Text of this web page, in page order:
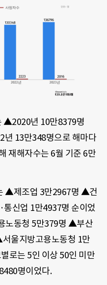
▲2020년 10만8379명
13만348명으로 해마다
재해자수는 6월 기준 6만
▲제조업 3만2967명 ▲건
신업 1만4937명 순이었
노동청 5만379명 ▲부산
울지방고용노동청 1만
로는 5인 이상 50인 미만
명이었다.